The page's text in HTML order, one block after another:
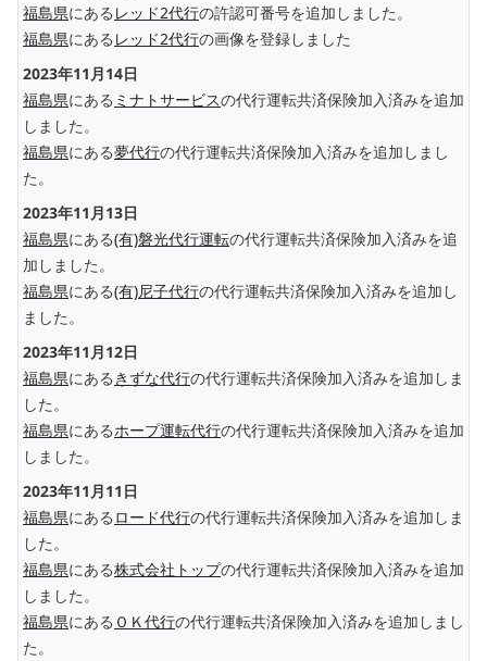
福島県にある レッド2代行の許認可番号を追加しました。
福島県にある レッド2代行の画像を登録しました
2023年11月14日
福島県にある ミナトサービスの代行運転共済保険加入済みを追加
しました。
福島県にある夢代行の代行運転共済保険加入済みを追加しまし
た。
2023年11月13日
福島県にある(有)磐光代行運転の代行運転共済保険加入済みを追
加しました。
福島県にある(有)尼子代行の代行運転共済保険加入済みを追加し
ました。
2023年11月12日
福島県にある きずな代行の代行運転共済保険加入済みを追加しま
した。
福島県にあるホープ運転代行の代行運転共済保険加入済みを追加
しました。
2023年11月11日
福島県にある ロード代行の代行運転共済保険加入済みを追加しま
した。
福島県にある株式会社トップの代行運転共済保険加入済みを追加
しました。
福島県にある ＯＫ代行の代行運転共済保険加入済みを追加しまし
た。